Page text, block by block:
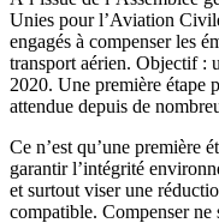
Unies pour l’Aviation
engagés à compenser les
transport aérien. Objectif :
2020. Une première étape
attendue depuis de
Ce n’est qu’une première
garantir l’intégrité
et surtout viser une
compatible. Compenser ne